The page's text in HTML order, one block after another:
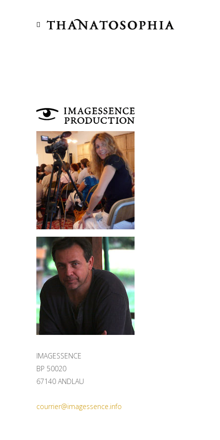
IMAGESSENCE
BP 50020
67140 ANDLAU
courrier@imagessence.info